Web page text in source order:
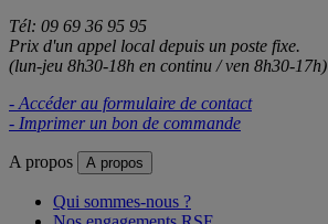
Tél: 09 69 36 95 95
Prix d'un appel local depuis un poste fixe.
(lun-jeu 8h30-18h en continu / ven 8h30-17h)
- Accéder au formulaire de contact
- Imprimer un bon de commande
A propos A propos
Qui sommes-nous ?